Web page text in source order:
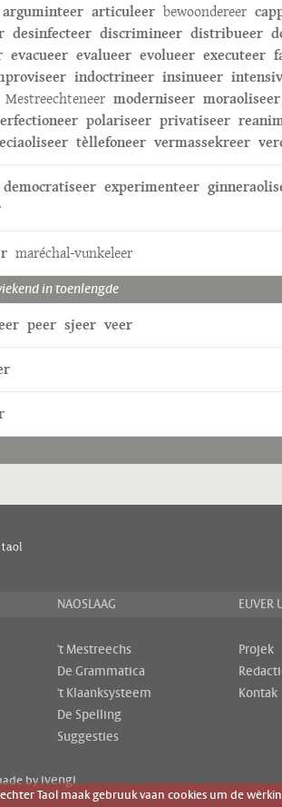
arguminteer articuleer bewoondereer
desinfecteer discrimineer distribueer
evacueer evalueer evolueer executeer
indoctrineer insinueer
Mestreechteneer moderniseer moraoliseer
polariseer privatiseer
tèllefoneer vermassekreer
democratiseer experimenteer
maréchal-vunkeleer
in toenlengde
peer sjeer veer
NAOSLAAG
't Mestreechs
De Grammatica
't Klaanksysteem
De Spelling
Suggesties
EUVER
Projek
Kontak
byivengi
Taol maak gebruuk vaan cookies um de